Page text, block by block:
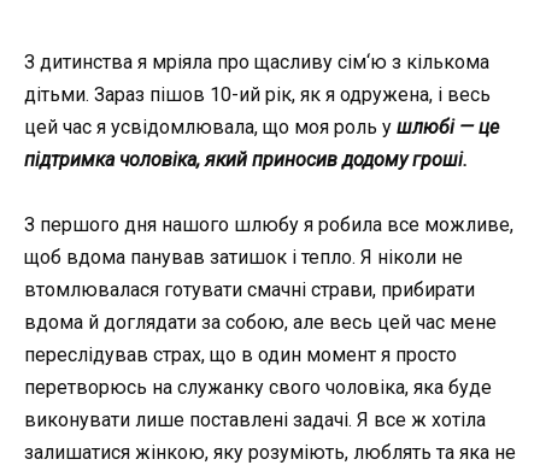
З дитинства я мріяла про щасливу сім‘ю з кількома
дітьми. Зараз пішов 10-ий рік, як я одружена, і весь
цей час я усвідомлювала, що моя роль у шлюбі — це
підтримка чоловіка, який приносив додому гроші.
З першого дня нашого шлюбу я робила все можливе,
щоб вдома панував затишок і тепло. Я ніколи не
втомлювалася готувати смачні страви, прибирати
вдома й доглядати за собою, але весь цей час мене
переслідував страх, що в один момент я просто
перетворюсь на служанку свого чоловіка, яка буде
виконувати лише поставлені задачі. Я все ж хотіла
залишатися жінкою, яку розуміють, люблять та яка не